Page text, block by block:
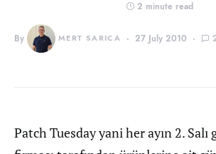
2 minute read
By MERT SARICA 27 July 2010
Patch Tuesday yani her ayın 2.